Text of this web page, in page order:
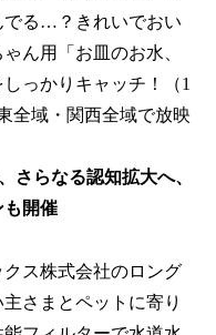
でる…？きれいでおい
ん用「お皿のお水、
っかりキャッチ！（1
全域・関西全域で放映
さらなる認知拡大へ、
も開催
クス株式会社のロング
さまとペットに寄り